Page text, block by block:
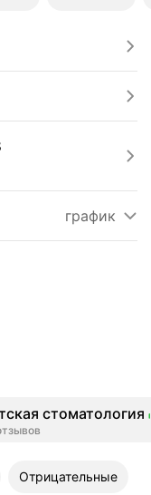
740 м
график
стоматология
Отрицательные